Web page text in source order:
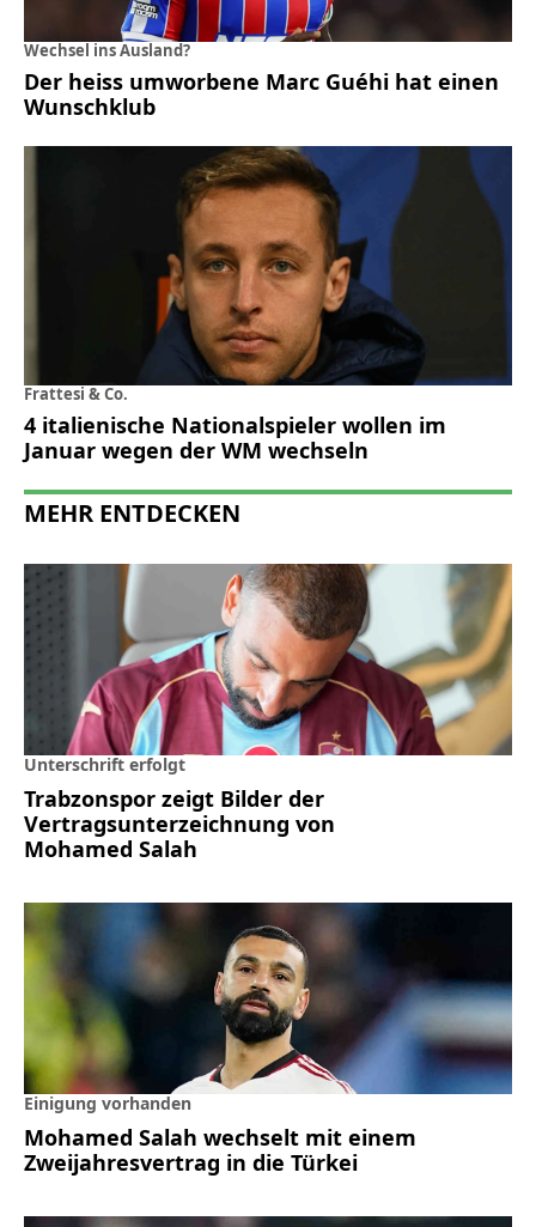
Wechsel ins Ausland?
Der heiss umworbene Marc Guéhi hat einen
Wunschklub
Frattesi & Co.
4 italienische Nationalspieler wollen im
Januar wegen der WM wechseln
MEHR ENTDECKEN
Unterschrift erfolgt
Trabzonspor zeigt Bilder der
Vertragsunterzeichnung von
Mohamed Salah
Einigung vorhanden
Mohamed Salah wechselt mit einem
Zweijahresvertrag in die Türkei